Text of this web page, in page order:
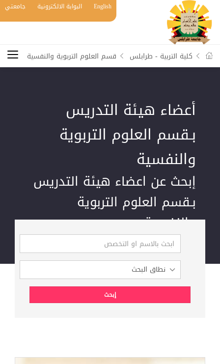
English البوابة الالكترونية جامعتي
كلية التربية - طرابلس قسم العلوم التربوية والنفسية
أعضاء هيئة التدريس
بـقسم العلوم التربوية
والنفسية
إبحث عن اعضاء هيئة التدريس
بـقسم العلوم التربوية
والنفسية